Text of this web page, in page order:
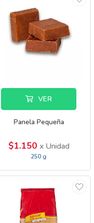
VER
Panela Pequeña
$1.150 x Unidad
250 g